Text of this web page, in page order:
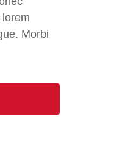
Morbi